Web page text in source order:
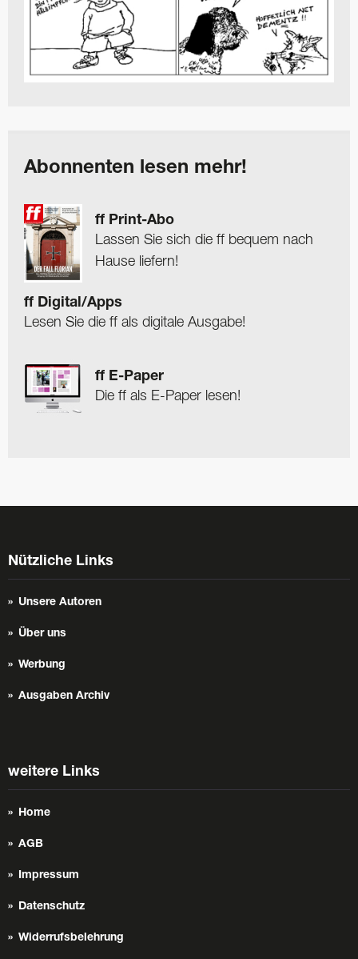
Abonnenten lesen mehr!
ff Print-Abo
Lassen Sie sich die ff bequem nach
Hause liefern!
ff Digital/Apps
Lesen Sie die ff als digitale Ausgabe!
ff E-Paper
Die ff als E-Paper lesen!
Nützliche Links
Unsere Autoren
Über uns
Werbung
Ausgaben Archiv
weitere Links
Home
AGB
Impressum
Datenschutz
Widerrufsbelehrung